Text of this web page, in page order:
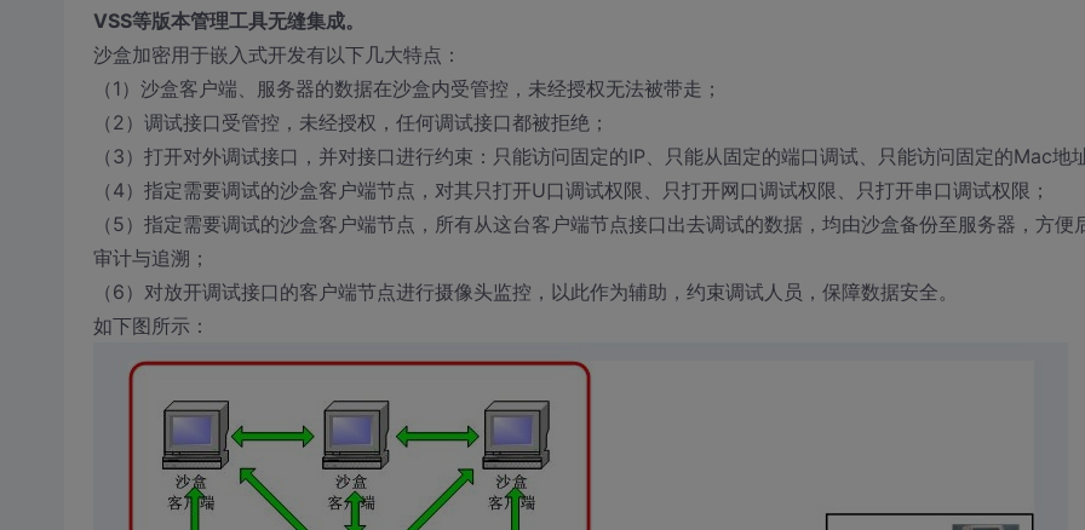
VSS等版本管理工具无缝集成。
沙盒加密用于嵌入式开发有以下几大特点：
（1）沙盒客户端、服务器的数据在沙盒内受管控，未经授权无法被带走；
（2）调试接口受管控，未经授权，任何调试接口都被拒绝；
（3）打开对外调试接口，并对接口进行约束：只能访问固定的IP、只能从固定的端口调试、只能访问固定的Mac地
（4）指定需要调试的沙盒客户端节点，对其只打开U口调试权限、只打开网口调试权限、只打开串口调试权限；
（5）指定需要调试的沙盒客户端节点，所有从这台客户端节点接口出去调试的数据，均由沙盒备份至服务器，方便
审计与追溯；
（6）对放开调试接口的客户端节点进行摄像头监控，以此作为辅助，约束调试人员，保障数据安全。
如下图所示：